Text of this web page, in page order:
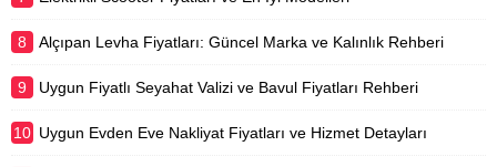
8 Alçıpan Levha Fiyatları: Güncel Marka ve Kalınlık Rehberi
9 Uygun Fiyatlı Seyahat Valizi ve Bavul Fiyatları Rehberi
10 Uygun Evden Eve Nakliyat Fiyatları ve Hizmet Detayları